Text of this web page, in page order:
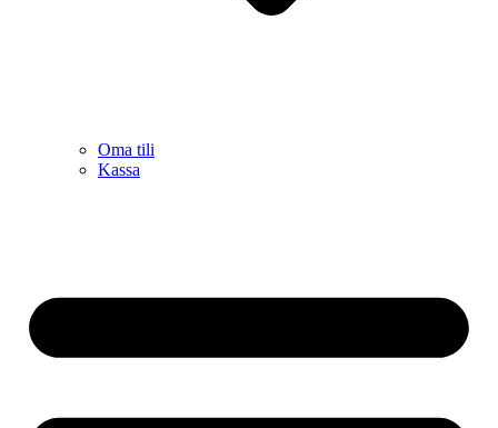
Oma tili
Kassa